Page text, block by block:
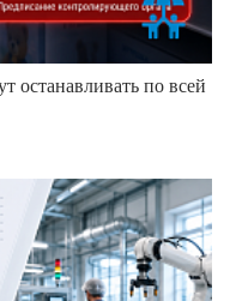
останавливать по всей